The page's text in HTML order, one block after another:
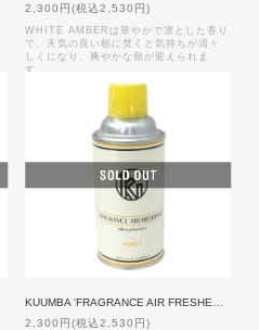
2,300円(税込2,530円)
WHITE AMBERは華やかで凛とした香り
で、天気の良い朝に焚くと気持ちが清々
しくになり、爽やかな朝が迎えられま
す。
2,300円(税込2,530円)